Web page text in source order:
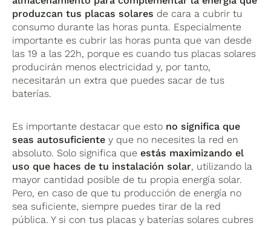
produzcan tus placas solares de cara a cubrir tu
consumo durante las horas punta. Especialmente
importante es cubrir las horas punta que van desde
las 19 a las 22h, porque es cuando tus placas solares
producirán menos electricidad y, por tanto,
necesitarán un extra que puedes sacar de tus
baterías.
Es importante destacar que esto no significa que
seas autosuficiente y que no necesites la red en
absoluto. Solo significa queestás maximizando el
uso que haces de tu instalación solar, utilizando la
mayor cantidad posible de tu propia energía solar.
Pero, en caso de que tu producción de energía no
sea suficiente, siempre puedes tirar de la red
pública. Y si con tus placas y baterías solares cubres